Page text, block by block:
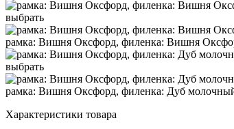
выбрать
рамка: Вишня Оксфорд, филенка: Вишня
выбрать
рамка: Вишня Оксфорд, филенка: Дуб
Характеристики товара